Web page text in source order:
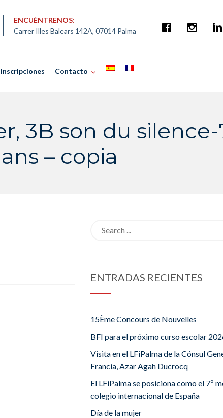
ENCUÉNTRENOS:
Carrer Illes Balears 142A, 07014 Palma
Inscripciones Contacto
3B son du silence-
– copia
ENTRADAS RECIENTES
15Ème Concours de Nouvelles
BFI para el próximo curso escolar
Visita en el LFiPalma de la Cónsul
Francia, Azar Agah Ducrocq
El LFiPalma se posiciona como el 7º
colegio internacional de España
Día de la mujer